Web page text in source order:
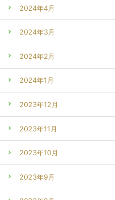
2024年4月
2024年3月
2024年2月
2024年1月
2023年12月
2023年11月
2023年10月
2023年9月